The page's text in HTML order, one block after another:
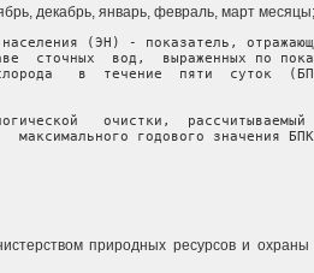
декабрь, январь, февраль, март месяцы;
(ЭН) - показатель,
сточных  вод,  выраженных по
в  течение  пяти  суток
очистки,
максимального годового значения
природных ресурсов и